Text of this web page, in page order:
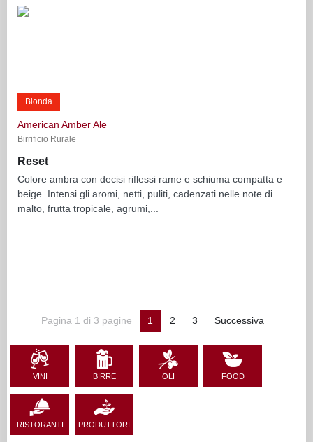
Bionda
American Amber Ale
Birrificio Rurale
Reset
Colore ambra con decisi riflessi rame e schiuma compatta e
beige. Intensi gli aromi, netti, puliti, cadenzati nelle note di
malto, frutta tropicale, agrumi,...
Pagina 1 di 3 pagine 1 2 3 Successiva
VINI BIRRE OLI FOOD
RISTORANTI PRODUTTORI